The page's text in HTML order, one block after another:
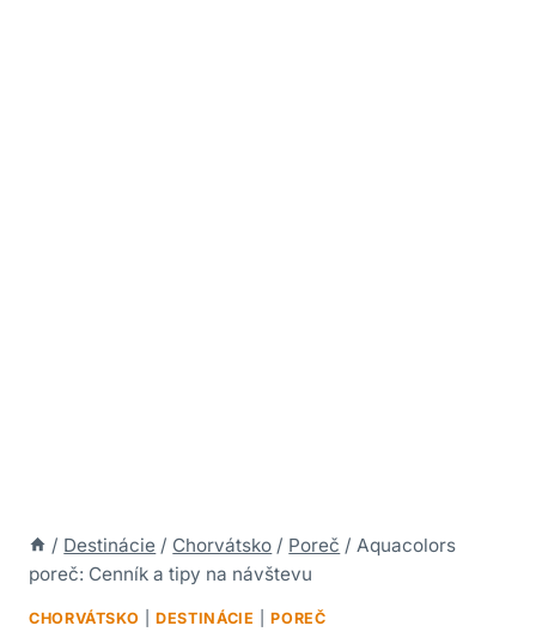
/ Destinácie / Chorvátsko / Poreč / Aquacolors
poreč: Cenník a tipy na návštevu
CHORVÁTSKO |DESTINÁCIE |POREČ